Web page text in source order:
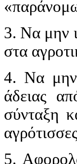
3. Να μην
στα
4. Να μην
άδειας
σύνταξη
5.